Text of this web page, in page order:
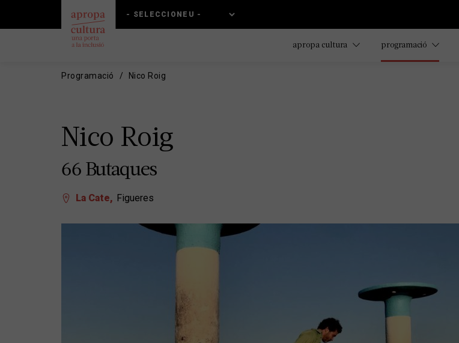
contingut
main
apropa cultura programació
Programació Nico Roig
Nico Roig
66 Butaques
La Cate Figueres